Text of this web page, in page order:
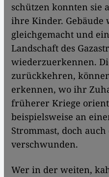
schützen konnten sie
ihre Kinder. Gebäude
gleichgemacht und
Landschaft des
wiederzuerkennen.
zurückkehren,
erkennen, wo ihr
früherer Kriege
beispielsweise an
Strommast, doch
verschwunden.
Wer in der weiten,